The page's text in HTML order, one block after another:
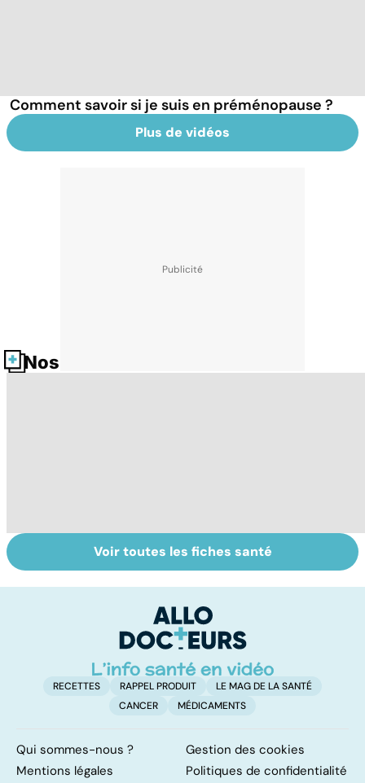
Comment savoir si je suis en préménopause ?
Plus de vidéos
Nos fiches santé
Le saturnisme :
une intoxication
Conjonctivite,
kératite, uvéite :
yeux !
Voir toutes les fiches santé
RECETTES RAPPEL PRODUIT
LE MAG DE LA SANTÉ
CANCER
MÉDICAMENTS
Qui sommes-nous ?
Gestion des cookies
Mentions légales
Politiques de confidentialité